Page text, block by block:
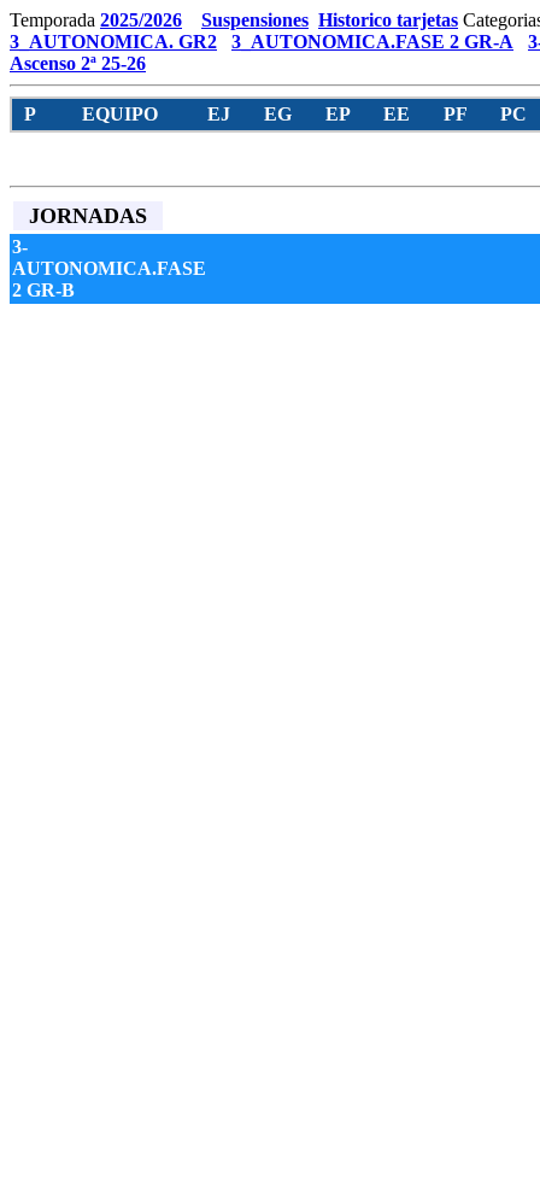
Temporada 2025/2026 Suspensiones Historico tarjetas
3_AUTONOMICA. GR2
3_AUTONOMICA.FASE 2 GR-A
Ascenso 2ª 25-26
P EQUIPO EJ EG EP EE PF PC
JORNADAS
3-
AUTONOMICA.FASE
2 GR-B